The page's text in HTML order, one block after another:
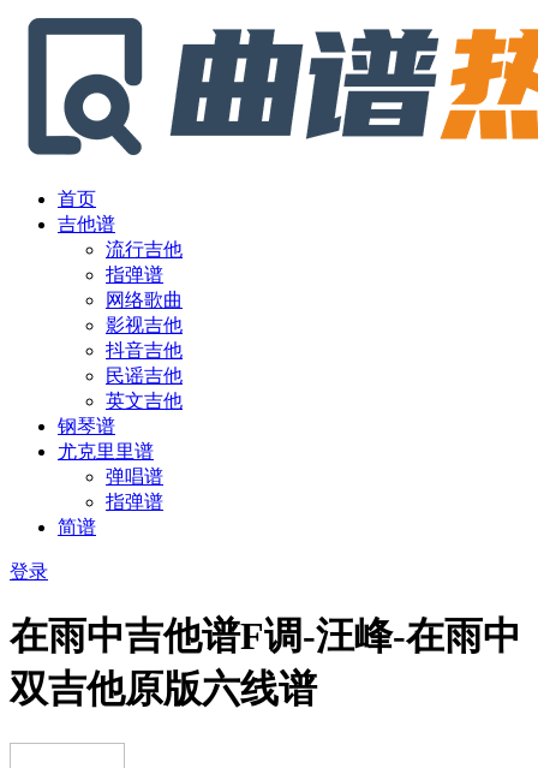
首页
吉他谱
流行吉他
指弹谱
网络歌曲
影视吉他
抖音吉他
民谣吉他
英文吉他
钢琴谱
尤克里里谱
弹唱谱
指弹谱
简谱
登录
在雨中吉他谱F调-汪峰-在雨中
双吉他原版六线谱